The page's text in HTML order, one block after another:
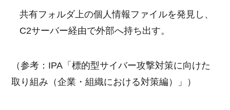
共有フォルダ上の個人情報ファイルを発見し、
C2サーバー経由で外部へ持ち出す。
（参考：IPA「標的型サイバー攻撃対策に向けた
取り組み（企業・組織における対策編）」）